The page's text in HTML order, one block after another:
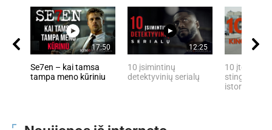
17:50
Se7en – kai tamsa
tampa meno kūriniu
12:25
10 įsimintinų
detektyvinių serialų
10 įtemptų,
stingdančių
istorijų